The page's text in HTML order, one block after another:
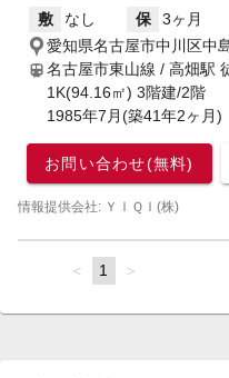
敷 なし 保 3ヶ月
愛知県名古屋市中川区中
名古屋市東山線 / 高畑駅
1K(94.16㎡) 3階建/2階
1985年7月(築41年2ヶ月)
お問い合わせ(無料)
情報提供会社: ＹＩＱＩ(株)
page
You're
page
1 page